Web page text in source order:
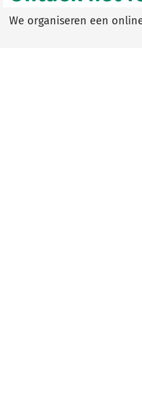
We organiseren een